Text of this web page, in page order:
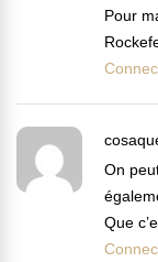
Pour
On
Que